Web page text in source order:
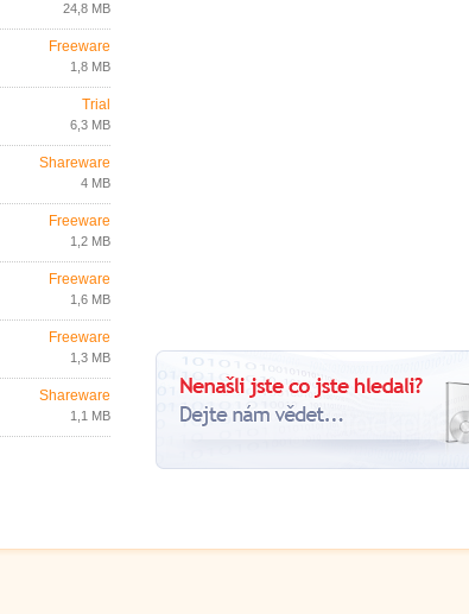
24,8 MB
Freeware
1,8 MB
Trial
6,3 MB
Shareware
4 MB
Freeware
1,2 MB
Freeware
1,6 MB
Freeware
1,3 MB
Shareware
1,1 MB